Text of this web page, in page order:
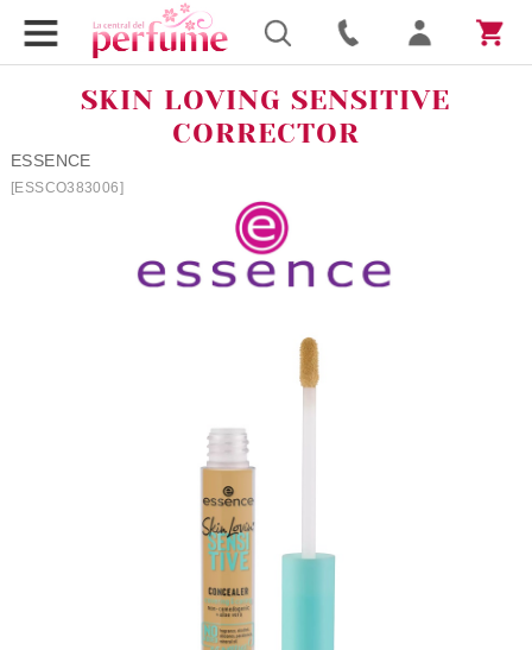
SKIN LOVING SENSITIVE
CORRECTOR
ESSENCE
[ESSCO383006]